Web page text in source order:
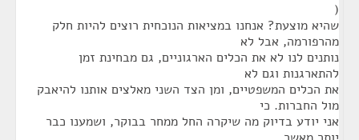
(
שהיא מוצעת? אנחנו במציאות הנוכחית רוצים להיות חלק
מהרפורמה, אבל לא
נותנים לנו לא את הכלים הארגוניים, גם מבחינת זמן
להתארגנות וגם לא
את הכלים המשפטיים, ומן הצד השני מאלצים אותנו להיאבק
מול החברות. כי
אני יודע בדיוק מה שיקרה החל ממחר בבוקר, ושמענו כבר